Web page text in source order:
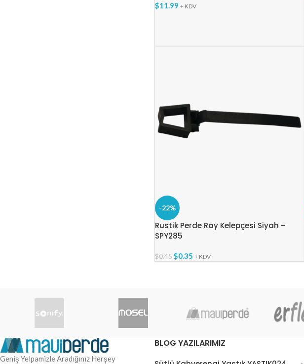
$11.99 + KDV
-22%
Rustik Perde Ray Kelepçesi Siyah –
SPY285
$0.45$0.35 + KDV
Geniş Yelpamizle Aradığınız Herşey
BLOG YAZILARIMIZ